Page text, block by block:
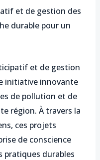
et de gestion des
durable pour un
et de gestion
initiative innovante
de pollution et de
région. À travers la
ces projets
de conscience
pratiques durables